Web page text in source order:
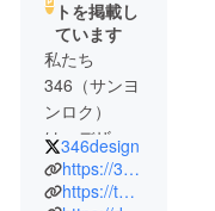
トを掲載し
ています
私たち
346（サンヨ
ンロク）
は、デザイ
ン経営を中
核にしたも
346design
https://346design.com/
https://twitter.com/346design